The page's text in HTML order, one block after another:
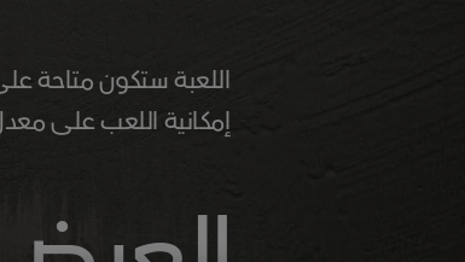
إمكانية اللعب على معدل 60 إطارًا في الثانية على أجهزة تحكم الجيل